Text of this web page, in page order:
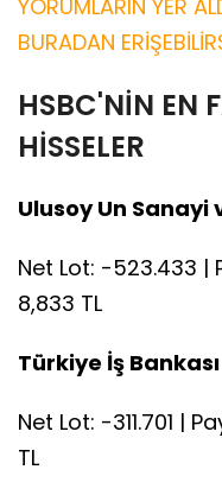
YORUMLARIN YER
BURADAN
HSBC'NİN EN
HİSSELER
Ulusoy Un Sanayi
Net Lot: -523.433 |
8,833 TL
Türkiye İş
Net Lot: -311.701 |
TL